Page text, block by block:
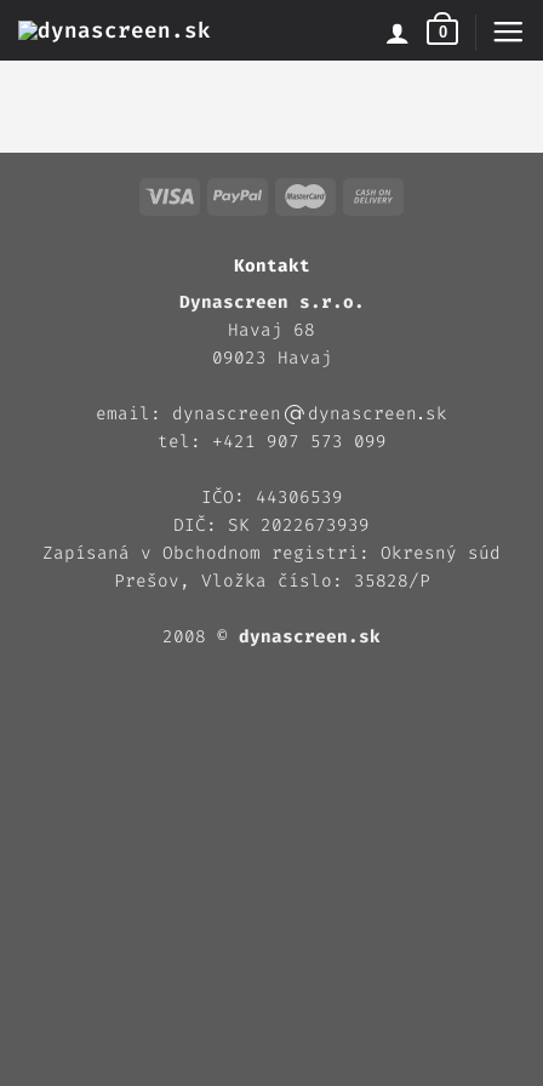
to
0
Kontakt
Dynascreen s.r.o.
Havaj 68
09023 Havaj
email: dynascreen dynascreen sk
tel: +421 907 573 099
IČO: 44306539
DIČ: SK 2022673939
Zapísaná v Obchodnom registri: Okresný súd
Prešov, Vložka číslo: 35828/P
2008 © dynascreen.sk